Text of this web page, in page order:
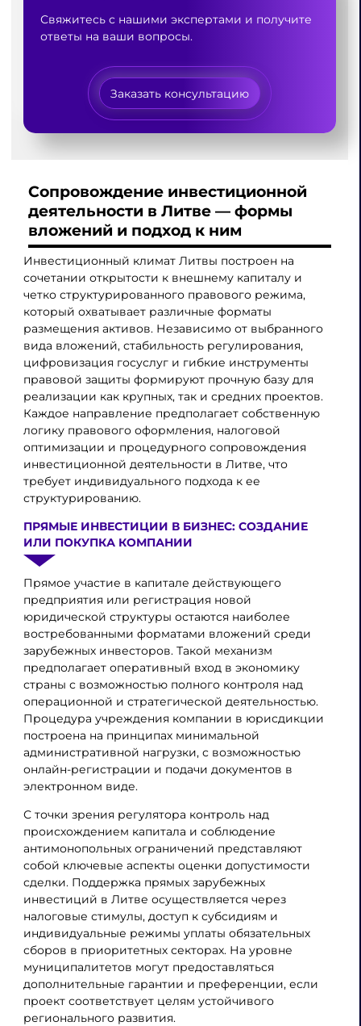
Свяжитесь с нашими экспертами и получите
ответы на ваши вопросы.
Заказать консультацию
Сопровождение инвестиционной
деятельности в Литве — формы
вложений и подход к ним
Инвестиционный климат Литвы построен на
сочетании открытости к внешнему капиталу и
четко структурированного правового режима,
который охватывает различные форматы
размещения активов. Независимо от выбранного
вида вложений, стабильность регулирования,
цифровизация госуслуг и гибкие инструменты
правовой защиты формируют прочную базу для
реализации как крупных, так и средних проектов.
Каждое направление предполагает собственную
логику правового оформления, налоговой
оптимизации и процедурного сопровождения
инвестиционной деятельности в Литве, что
требует индивидуального подхода к ее
структурированию.
ПРЯМЫЕ ИНВЕСТИЦИИ В БИЗНЕС: СОЗДАНИЕ
ИЛИ ПОКУПКА КОМПАНИИ
Прямое участие в капитале действующего
предприятия или регистрация новой
юридической структуры остаются наиболее
востребованными форматами вложений среди
зарубежных инвесторов. Такой механизм
предполагает оперативный вход в экономику
страны с возможностью полного контроля над
операционной и стратегической деятельностью.
Процедура учреждения компании в юрисдикции
построена на принципах минимальной
административной нагрузки, с возможностью
онлайн-регистрации и подачи документов в
электронном виде.
С точки зрения регулятора контроль над
происхождением капитала и соблюдение
антимонопольных ограничений представляют
собой ключевые аспекты оценки допустимости
сделки. Поддержка прямых зарубежных
инвестиций в Литве осуществляется через
налоговые стимулы, доступ к субсидиям и
индивидуальные режимы уплаты обязательных
сборов в приоритетных секторах. На уровне
муниципалитетов могут предоставляться
дополнительные гарантии и преференции, если
проект соответствует целям устойчивого
регионального развития.